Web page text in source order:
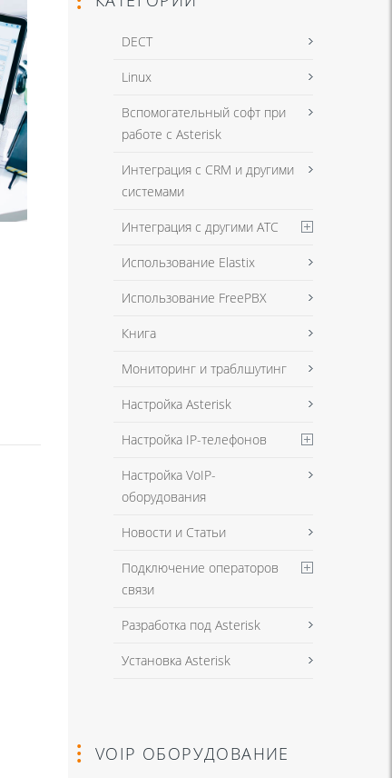
DECT
Linux
Вспомогательный софт при
работе с Asterisk
Интеграция с CRM и другими
системами
Интеграция с другими АТС
Использование Elastix
Использование FreePBX
Книга
Мониторинг и траблшутинг
Настройка Asterisk
Настройка IP-телефонов
Настройка VoIP-
оборудования
Новости и Статьи
Подключение операторов
связи
Разработка под Asterisk
Установка Asterisk
VOIP ОБОРУДОВАНИЕ